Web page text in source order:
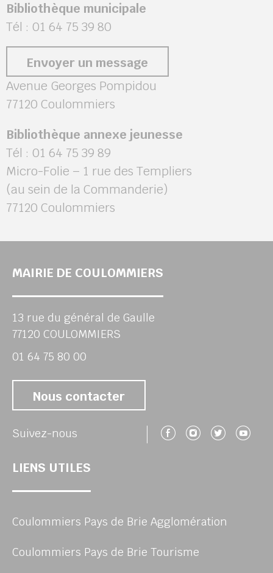
Bibliothèque municipale
Tél : 01 64 75 39 80
Envoyer un message
Avenue Georges Pompidou
77120 Coulommiers
Bibliothèque annexe jeunesse
Tél : 01 64 75 39 89
Micro-Folie – 1 rue des Templiers
(au sein de la Commanderie)
77120 Coulommiers
MAIRIE DE COULOMMIERS
13 rue du général de Gaulle
77120 COULOMMIERS
01 64 75 80 00
Nous contacter
Suivez-nous Suivez-nous
Suivez-
LIENS UTILES
Coulommiers Pays de Brie Agglomération
Coulommiers Pays de Brie Tourisme